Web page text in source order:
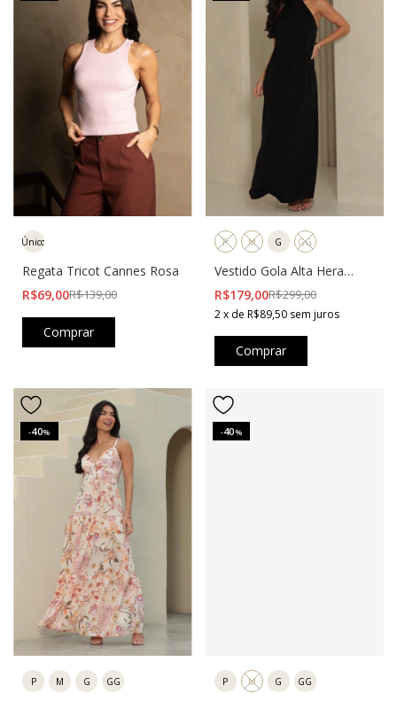
Único
Regata Tricot Cannes Rosa
R$69,00R$139,00
Comprar
P M G GG
Vestido Gola Alta Hera
Preto
R$179,00R$299,00
2 x de R$89,50 sem juros
Comprar
-40%
P M G GG
-40%
P M G GG